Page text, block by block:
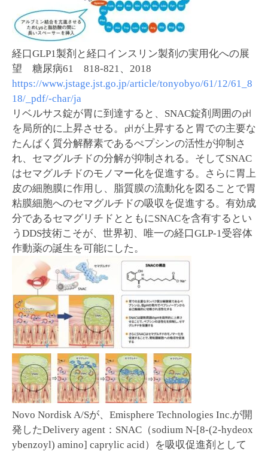
経口GLP1製剤と経口インスリン製剤の実用化への展
望 糖尿病61 818-821、2018
https://www.jstage.jst.go.jp/article/tonyobyo/61/12/61_8
18/_pdf/-char/ja
リベルサス錠が胃に到達すると、SNAC錠剤周囲の㏗
を局所的に上昇させる。㏗が上昇すると胃での主要な
たんぱく質分解酵素であるぺプシンの活性が抑制さ
れ、セマグルチドの分解が抑制される。そしてSNAC
はセマグルチドのモノマー化を促進する。さらに胃上
皮の細胞膜に作用し、脂質膜の流動化を図ることで胃
粘膜細胞へのセマグルチドの吸収を促進する。有効成
分であるセマグリチドとともにSNACを含有するとい
うDDS技術こそが、世界初、唯一の経口GLP-1受容体
作動薬の誕生を可能にした。
Novo Nordisk A/Sが、Emisphere Technologies Inc.が開
発したDelivery agent：SNAC（sodium N-[8-(2-hydeox
ybenzoyl) amino] caprylic acid）を吸収促進剤として